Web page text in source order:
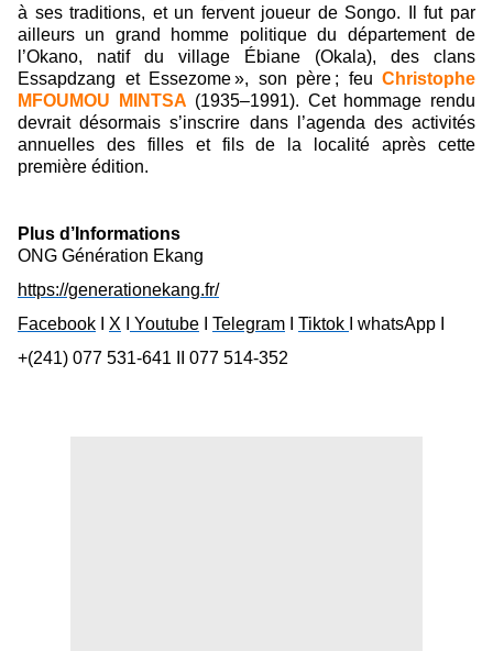
à ses traditions, et un fervent joueur de Songo. Il fut par
ailleurs un grand homme politique du département de
l’Okano, natif du village Ébiane (Okala), des clans
Essapdzang et Essezome», son père ; feu Christophe
MFOUMOU MINTSA (1935–1991). Cet hommage rendu
devrait désormais s’inscrire dans l’agenda des activités
annuelles des filles et fils de la localité après cette
première édition.
Plus d’Informations
ONG Génération Ekang
https://generationekang.fr/
Facebook
X Youtube Telegram Tiktok
I whatsApp I
+(241) 077 531-641 II 077 514-352